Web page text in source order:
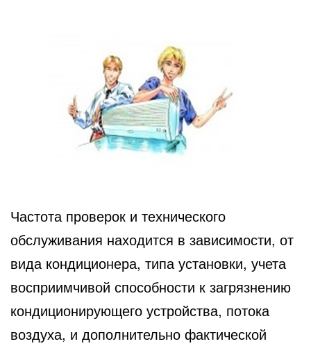
Частота проверок и технического
обслуживания находится в зависимости, от
вида кондиционера, типа установки, учета
восприимчивой способности к загрязнению
кондиционирующего устройства, потока
воздуха, и дополнительно фактической